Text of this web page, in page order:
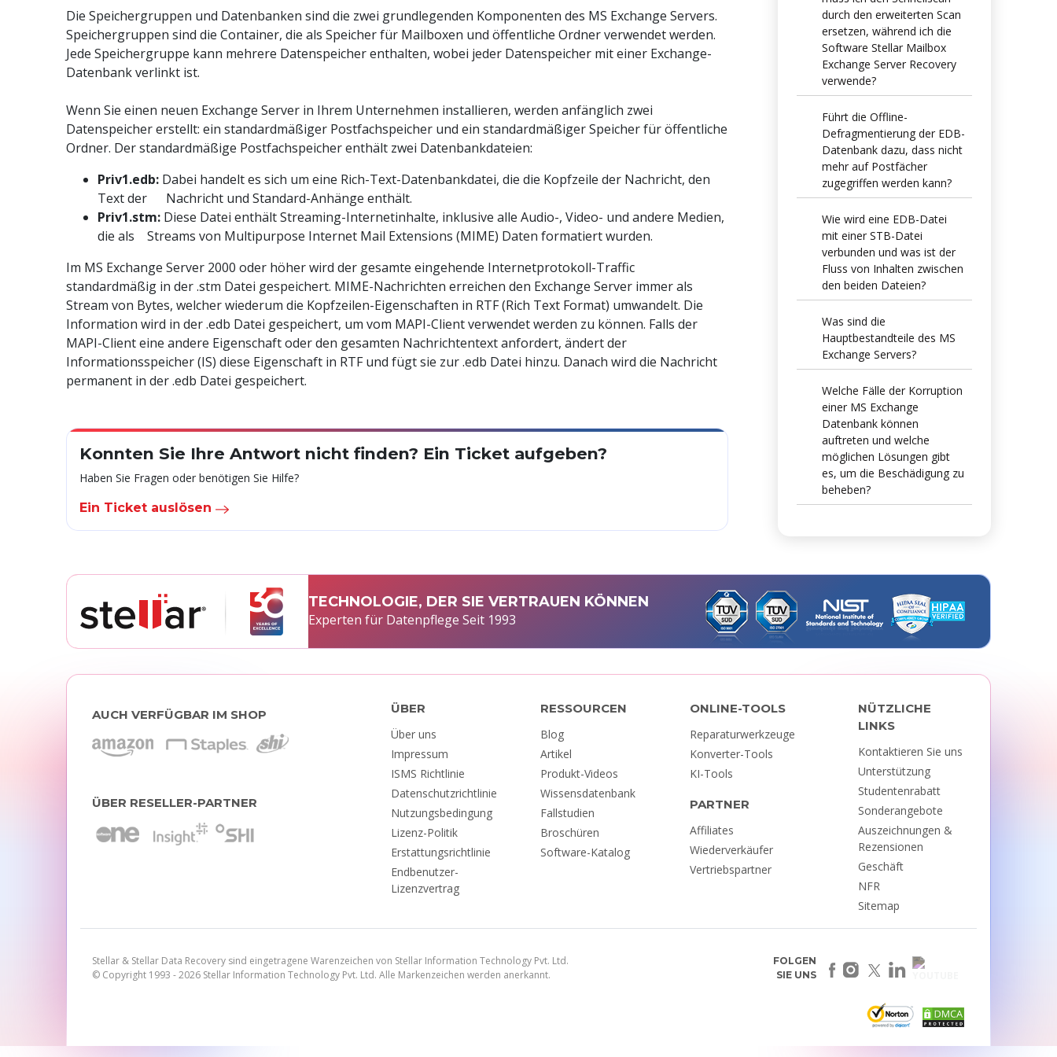
Die Speichergruppen und Datenbanken sind die zwei grundlegenden Komponenten des MS Exchange Servers.
Speichergruppen sind die Container, die als Speicher für Mailboxen und öffentliche Ordner verwendet werden.
Jede Speichergruppe kann mehrere Datenspeicher enthalten, wobei jeder Datenspeicher mit einer Exchange-
Datenbank verlinkt ist.
Wenn Sie einen neuen Exchange Server in Ihrem Unternehmen installieren, werden anfänglich zwei
Datenspeicher erstellt: ein standardmäßiger Postfachspeicher und ein standardmäßiger Speicher für öffentliche
Ordner. Der standardmäßige Postfachspeicher enthält zwei Datenbankdateien:
Priv1.edb:Dabei handelt es sich um eine Rich-Text-Datenbankdatei, die die Kopfzeile der Nachricht, den
Text der Nachricht und Standard-Anhänge enthält.
Priv1.stm:Diese Datei enthält Streaming-Internetinhalte, inklusive alle Audio-, Video- und andere Medien,
die als Streams von Multipurpose Internet Mail Extensions (MIME) Daten formatiert wurden.
Im MS Exchange Server 2000 oder höher wird der gesamte eingehende Internetprotokoll-Traffic
standardmäßig in der .stm Datei gespeichert. MIME-Nachrichten erreichen den Exchange Server immer als
Stream von Bytes, welcher wiederum die Kopfzeilen-Eigenschaften in RTF (Rich Text Format) umwandelt. Die
Information wird in der .edb Datei gespeichert, um vom MAPI-Client verwendet werden zu können. Falls der
MAPI-Client eine andere Eigenschaft oder den gesamten Nachrichtentext anfordert, ändert der
Informationsspeicher (IS) diese Eigenschaft in RTF und fügt sie zur .edb Datei hinzu. Danach wird die Nachricht
permanent in der .edb Datei gespeichert.
Konnten Sie Ihre Antwort nicht finden? Ein Ticket aufgeben?
Haben Sie Fragen oder benötigen Sie Hilfe?
Ein Ticket auslösen
durch den erweiterten Scan
ersetzen, während ich die
Software Stellar Mailbox
Exchange Server Recovery
verwende?
Führt die Offline-
Defragmentierung der EDB-
Datenbank dazu, dass nicht
mehr auf Postfächer
zugegriffen werden kann?
Wie wird eine EDB-Datei
mit einer STB-Datei
verbunden und was ist der
Fluss von Inhalten zwischen
den beiden Dateien?
Was sind die
Hauptbestandteile des MS
Exchange Servers?
Welche Fälle der Korruption
einer MS Exchange
Datenbank können
auftreten und welche
möglichen Lösungen gibt
es, um die Beschädigung zu
beheben?
TECHNOLOGIE, DER SIE VERTRAUEN KÖNNEN
Experten für Datenpflege Seit 1993
AUCH VERFÜGBAR IM SHOP
ÜBER RESELLER-PARTNER
ÜBER
Über uns
Impressum
ISMS Richtlinie
Datenschutzrichtlinie
Nutzungsbedingung
Lizenz-Politik
Erstattungsrichtlinie
Endbenutzer-
Lizenzvertrag
RESSOURCEN
Blog
Artikel
Produkt-Videos
Wissensdatenbank
Fallstudien
Broschüren
Software-Katalog
ONLINE-TOOLS
Reparaturwerkzeuge
Konverter-Tools
KI-Tools
PARTNER
Affiliates
Wiederverkäufer
Vertriebspartner
NÜTZLICHE
LINKS
Kontaktieren Sie uns
Unterstützung
Studentenrabatt
Sonderangebote
Auszeichnungen &
Rezensionen
Geschäft
NFR
Sitemap
Stellar & Stellar Data Recovery sind eingetragene Warenzeichen von Stellar Information Technology Pvt. Ltd.
© Copyright 1993 - 2026 Stellar Information Technology Pvt. Ltd. Alle Markenzeichen werden anerkannt.
FOLGEN
SIE UNS